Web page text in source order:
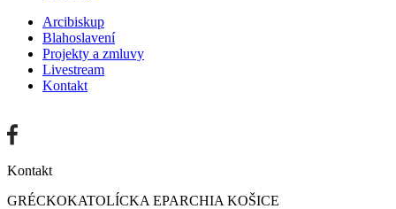
Arcibiskup
Blahoslavení
Projekty a zmluvy
Livestream
Kontakt
Kontakt
GRÉCKOKATOLÍCKA EPARCHIA KOŠICE